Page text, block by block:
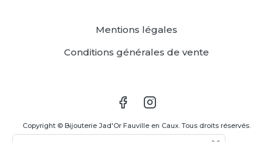
Mentions légales
Conditions générales de vente
Copyright © Bijouterie Jad'Or Fauville en Caux. Tous droits réservés.